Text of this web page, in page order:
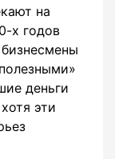
на
х годов
деньги
эти